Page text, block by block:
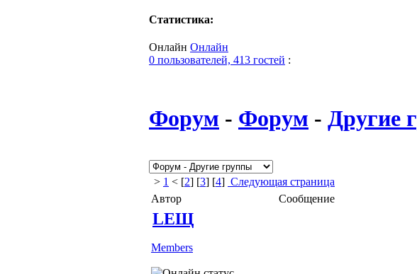
Статистика:
Онлайн Онлайн
0 пользователей, 413 гостей :
Форум - Форум - Другие
> 1 < [2] [3] [4] Следующая страница
Автор
Сообщение
LEЩ
Members